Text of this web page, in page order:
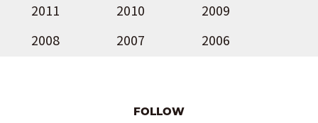
2011
2010
2009
2008
2007 2006
FOLLOW